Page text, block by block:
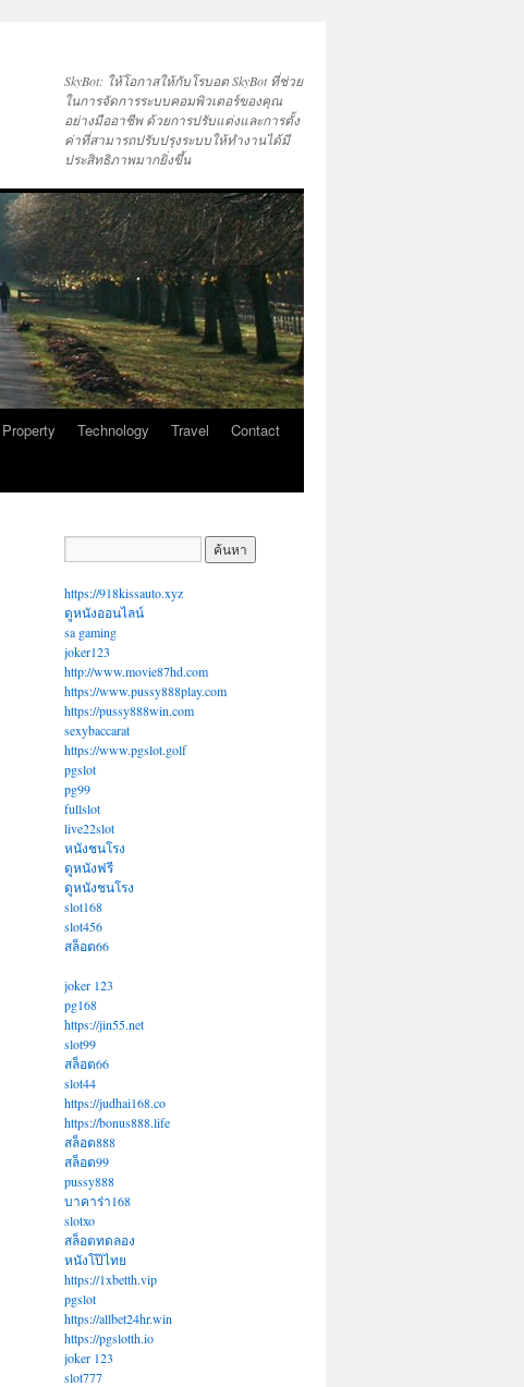
SkyBot: ให้โอกาสให้กับโรบอต SkyBot ที่ช่วย
ในการจัดการระบบคอมพิวเตอร์ของคุณ
อย่างมืออาชีพ ด้วยการปรับแต่งและการตั้ง
ค่าที่สามารถปรับปรุงระบบให้ทำงานได้มี
ประสิทธิภาพมากยิ่งขึ้น
Property Technology Travel
Contact
https://918kissauto.xyz
ดูหนังออนไลน์
sa gaming
joker123
http://www.movie87hd.com
https://www.pussy888play.com
https://pussy888win.com
sexybaccarat
https://www.pgslot.golf
pgslot
pg99
fullslot
live22slot
หนังชนโรง
ดูหนังฟรี
ดูหนังชนโรง
slot168
slot456
สล็อต66
joker 123
pg168
https://jin55.net
slot99
สล็อต66
slot44
https://judhai168.co
https://bonus888.life
สล็อต888
สล็อต99
pussy888
บาคาร่า168
slotxo
สล็อตทดลอง
หนังโป๊ไทย
https://1xbetth.vip
pgslot
https://allbet24hr.win
https://pgslotth.io
joker 123
slot777